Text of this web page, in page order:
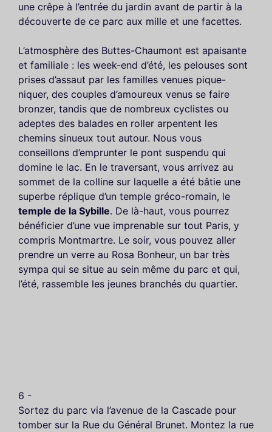
une crêpe à l’entrée du jardin avant de partir à la
découverte de ce parc aux mille et une facettes.
L’atmosphère des Buttes-Chaumont est apaisante
et familiale : les week-end d’été, les pelouses sont
prises d’assaut par les familles venues pique-
niquer, des couples d’amoureux venus se faire
bronzer, tandis que de nombreux cyclistes ou
adeptes des balades en roller arpentent les
chemins sinueux tout autour. Nous vous
conseillons d’emprunter le pont suspendu qui
domine le lac. En le traversant, vous arrivez au
sommet de la colline sur laquelle a été bâtie une
superbe réplique d’un temple gréco-romain, le
temple de la Sybille. De là-haut, vous pourrez
bénéficier d’une vue imprenable sur tout Paris, y
compris Montmartre. Le soir, vous pouvez aller
prendre un verre au Rosa Bonheur, un bar très
sympa qui se situe au sein même du parc et qui,
l’été, rassemble les jeunes branchés du quartier.
6 -
Sortez du parc via l’avenue de la Cascade pour
tomber sur la Rue du Général Brunet. Montez la rue